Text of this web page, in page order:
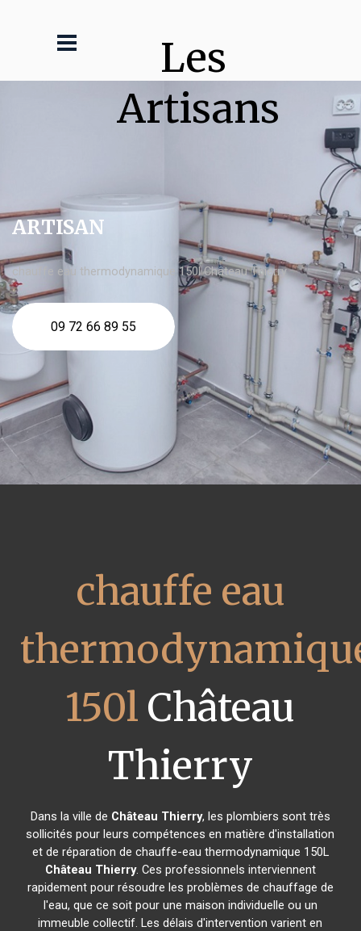
Les
Artisans
ARTISAN
chauffe eau thermodynamique 150l Château Thierry
09 72 66 89 55
chauffe eau
150l Château
Thierry
Dans la ville de Château Thierry, les plombiers sont très
sollicités pour leurs compétences en matière d'installation
et de réparation de chauffe-eau thermodynamique 150L
Château Thierry. Ces professionnels interviennent
rapidement pour résoudre les problèmes de chauffage de
l'eau, que ce soit pour une maison individuelle ou un
immeuble collectif. Les délais d'intervention varient en